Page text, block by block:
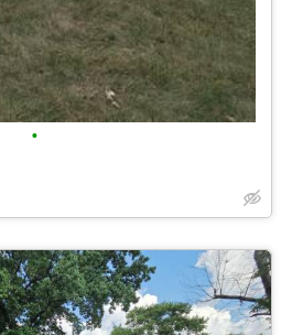
•